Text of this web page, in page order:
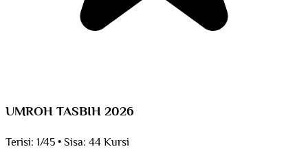
UMROH TASBIH 2026
Terisi: 1/45•Sisa: 44 Kursi